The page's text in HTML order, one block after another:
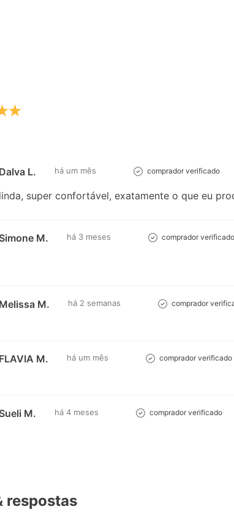
Dalva L. há um mês comprador verificado
super confortável, exatamente o que eu
Simone M. há 3 meses comprador verificado
Melissa M. há 2 semanas comprador
FLAVIA M. há um mês comprador verificado
Sueli M. há 4 meses comprador verificado
respostas